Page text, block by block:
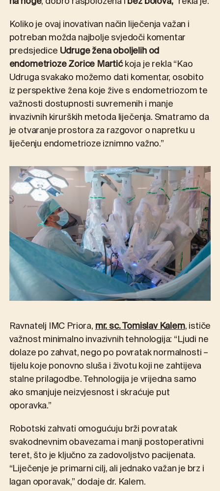
Koliko je ovaj inovativan način liječenja važan i
potreban možda najbolje svjedoči komentar
predsjediceUdruge žena oboljelih od
endometrioze Zorice Martićkoja je rekla “Kao
Udruga svakako možemo dati komentar, osobito
iz perspektive žena koje žive s endometriozom te
važnosti dostupnosti suvremenih i manje
invazivnih kirurških metoda liječenja. Smatramo da
je otvaranje prostora za razgovor o napretku u
liječenju endometrioze iznimno važno.”
Ravnatelj IMC Priora,mr. sc. Tomislav Kalem, ističe
važnost minimalno invazivnih tehnologija: “Ljudi ne
dolaze po zahvat, nego po povratak normalnosti –
tijelu koje ponovno sluša i životu koji ne zahtijeva
stalne prilagodbe. Tehnologija je vrijedna samo
ako smanjuje neizvjesnost i skraćuje put
oporavka.”
Robotski zahvati omogućuju brži povratak
svakodnevnim obavezama i manji postoperativni
teret, što je ključno za zadovoljstvo pacijenata.
“Liječenje je primarni cilj, ali jednako važan je brz i
lagan oporavak,” dodaje dr. Kalem.